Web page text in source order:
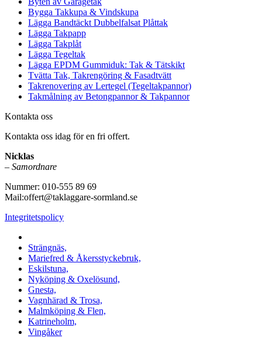
Bygga Takkupa & Vindskupa
Lägga Bandtäckt Dubbelfalsat Plåttak
Lägga Takpapp
Lägga Takplåt
Lägga Tegeltak
Lägga EPDM Gummiduk: Tak & Tätskikt
Tvätta Tak, Takrengöring & Fasadtvätt
Takrenovering av Lertegel (Tegeltakpannor)
Takmålning av Betongpannor & Takpannor
Kontakta oss
Kontakta oss idag för en fri offert.
Nicklas
– Samordnare
Nummer: 010-555 89 69
Mail:offert@taklaggare-sormland.se
Integritetspolicy
Strängnäs,
Mariefred & Åkersstyckebruk,
Eskilstuna,
Nyköping & Oxelösund,
Gnesta,
Vagnhärad & Trosa,
Malmköping & Flen,
Katrineholm,
Vingåker